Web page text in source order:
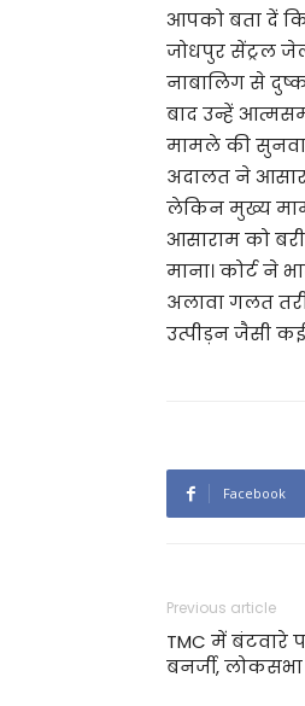
आपको बता दें
जोधपुर सेंट्रल
नाबालिग से
बाद उन्हें
मामले की
अदालत ने
लेकिन मुख्य
आसाराम को
माना। कोर्ट ने
अलावा गलत
उत्पीड़न जैसी
Facebook
Previous article
TMC में बंटवारे
बनर्जी,